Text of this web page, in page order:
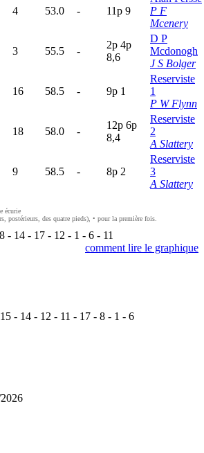
4 53.0 - 11p 9
P F
Mcenery
3 55.5 -
2p 4p
8,6
D P
Mcdonogh
J S Bolger
16 58.5 - 9p 1
Reserviste
1
P W Flynn
18 58.0 -
12p 6p
8,4
Reserviste
2
A Slattery
9 58.5 - 8p 2
Reserviste
3
A Slattery
écurie
postérieurs, des quatre pieds), • pour la première fois.
8 - 14 - 17 - 12 - 1 - 6 - 11
comment lire le graphique
15 - 14 - 12 - 11 - 17 - 8 - 1 - 6